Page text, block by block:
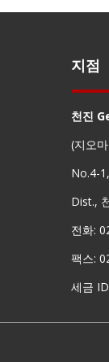
지점
천진
(지오
No.4-
Dist.,
전화:
팩스:
세금